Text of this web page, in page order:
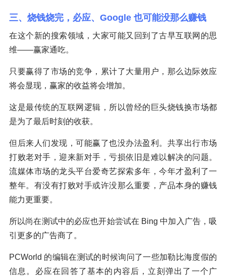
三、烧钱烧完，必应、Google 也可能没那么赚钱
在这个新的搜索领域，大家可能又回到了古早互联网的思
维——赢家通吃。
只要赢得了市场的竞争，累计了大量用户，那么边际效应
将会显现，赢家的收益将会增加。
这是最传统的互联网逻辑，所以曾经的巨头烧钱换市场都
是为了最后时刻的收获。
但后来人们发现，可能赢了也没办法盈利。共享出行市场
打败老对手，迎来新对手，亏损依旧是难以解决的问题。
流媒体市场的龙头平台爱奇艺探索多年，今年才盈利了一
整年。有没有打败对手或许没那么重要，产品本身的赚钱
能力更重要。
所以尚在测试中的必应也开始尝试在 Bing 中加入广告，吸
引更多的广告商了。
PCWorld 的编辑在测试的时候询问了一些加勒比海度假的
信息。必应在回答了基本的内容后，立刻弹出了一个广